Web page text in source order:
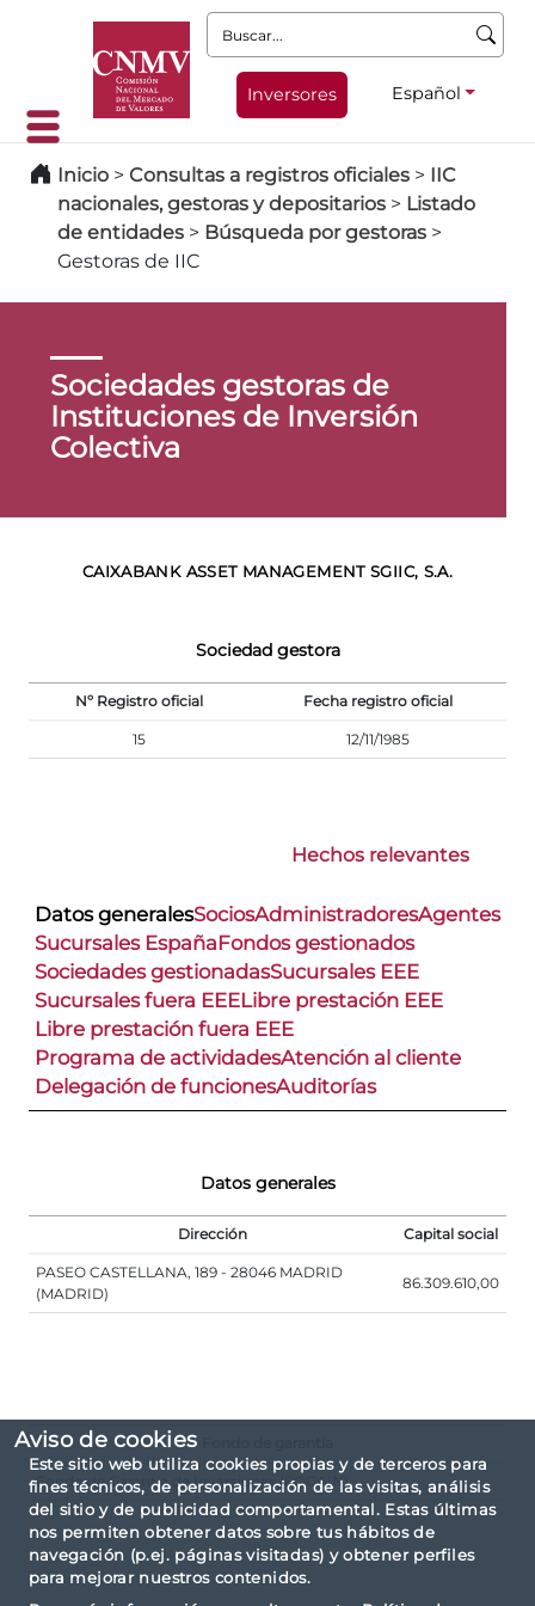
Aviso de cookies
Este sitio web utiliza cookies propias y de terceros para
fines técnicos, de personalización de las visitas, análisis
del sitio y de publicidad comportamental. Estas últimas
nos permiten obtener datos sobre tus hábitos de
navegación (p.ej. páginas visitadas) y obtener perfiles
para mejorar nuestros contenidos.
Buscar:
Inversores Español
Inicio > Consultas a registros oficiales > IIC
nacionales, gestoras y depositarios > Listado
de entidades > Búsqueda por gestoras >
Gestoras de IIC
Sociedades gestoras de
Instituciones de Inversión
Colectiva
CAIXABANK ASSET MANAGEMENT SGIIC, S.A.
Sociedad gestora
Nº Registro oficial Fecha registro oficial
15 12/11/1985
Hechos relevantes
Datos generalesSociosAdministradoresAgentes
Sucursales EspañaFondos gestionados
Sociedades gestionadasSucursales EEE
Sucursales fuera EEELibre prestación EEE
Libre prestación fuera EEE
Programa de actividadesAtención al cliente
Delegación de funcionesAuditorías
Datos generales
Dirección Capital social
PASEO CASTELLANA, 189 - 28046 MADRID
(MADRID)
86.309.610,00
Fondo de Garantía de Inversiones (FOGAIN)